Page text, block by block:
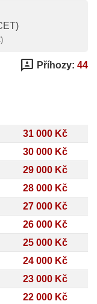
3p Příhozy: 44
31 000 Kč
30 000 Kč
29 000 Kč
28 000 Kč
27 000 Kč
26 000 Kč
25 000 Kč
24 000 Kč
23 000 Kč
22 000 Kč